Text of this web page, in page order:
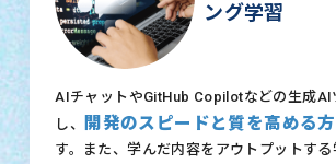
ング学習
AIチャットやGitHub Copilotなどの生成AI
し、
開発のスピードと質を高める
す。また、学んだ内容をアウトプットす